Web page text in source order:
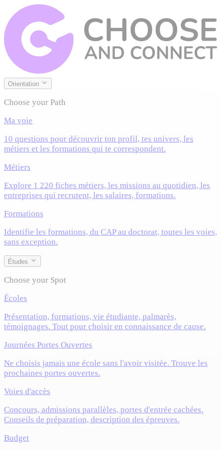
Orientation
Choose your Path
Ma voie
10 questions pour découvrir ton profil, tes univers, les
métiers et les formations qui te correspondent.
Métiers
Explore 1 220 fiches métiers, les missions au quotidien, les
entreprises qui recrutent, les salaires, formations.
Formations
Identifie les formations, du CAP au doctorat, toutes les voies,
sans exception.
Études
Choose your Spot
Écoles
Présentation, formations, vie étudiante, palmarès,
témoignages. Tout pour choisir en connaissance de cause.
Journées Portes Ouvertes
Ne choisis jamais une école sans l'avoir visitée. Trouve les
prochaines portes ouvertes.
Voies d'accès
Concours, admissions parallèles, portes d'entrée cachées.
Conseils de préparation, description des épreuves.
Budget